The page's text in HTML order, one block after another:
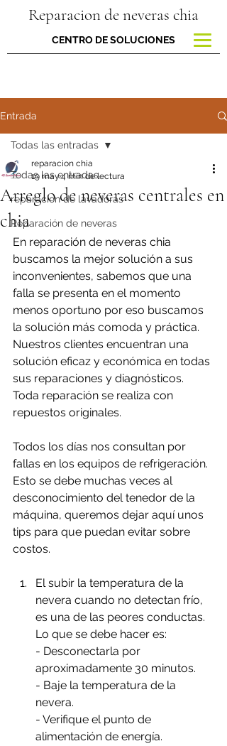
Reparacion de neveras chia
CENTRO DE SOLUCIONES
Entrada
Todas las entradas
reparacion de lavadoras
Reparación de neveras
Todas las entradas
Arreglo de neveras centrales en
chia
reparacion chia
19 may4 min de lectura
En reparación de neveras chia
buscamos la mejor solución a sus
inconvenientes, sabemos que una
falla se presenta en el momento
menos oportuno por eso buscamos
la solución más comoda y práctica.
Nuestros clientes encuentran una
solución eficaz y económica en todas
sus reparaciones y diagnósticos.
Toda reparación se realiza con
repuestos originales.
Todos los días nos consultan por
fallas en los equipos de refrigeración.
Esto se debe muchas veces al
desconocimiento del tenedor de la
máquina, queremos dejar aquí unos
tips para que puedan evitar sobre
costos.
El subir la temperatura de la
nevera cuando no detectan frío,
es una de las peores conductas.
Lo que se debe hacer es:
- Desconectarla por
aproximadamente 30 minutos.
- Baje la temperatura de la
nevera.
- Verifique el punto de
alimentación de energía.